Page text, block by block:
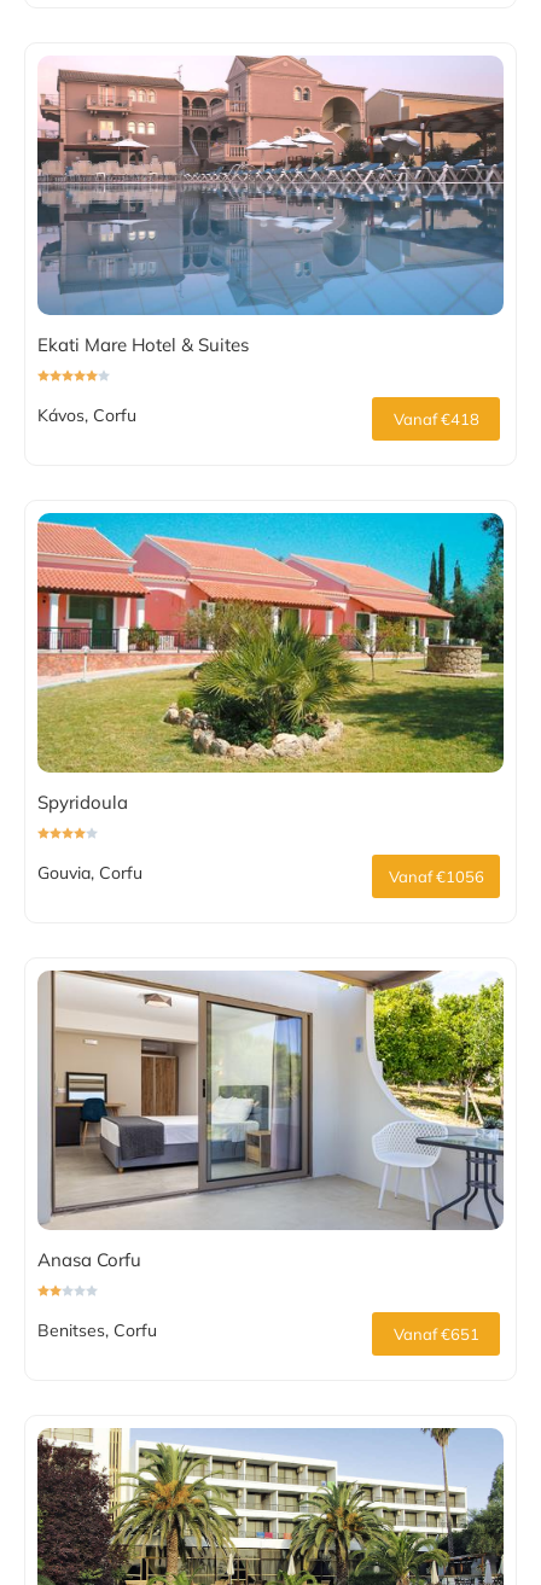
Ekati Mare Hotel & Suites
Kávos, Corfu Vanaf €418
Spyridoula
Gouvia, Corfu Vanaf €1056
Anasa Corfu
Benitses, Corfu Vanaf €651